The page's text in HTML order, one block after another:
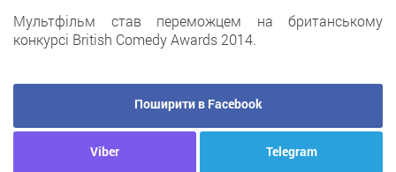
Мультфільм став переможцем на британському
конкурсі British Comedy Awards 2014.
Поширити в Facebook
Viber Telegram